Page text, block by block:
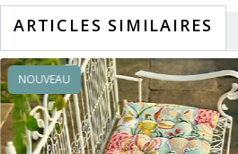
ARTICLES SIMILAIRES
NOUVEAU